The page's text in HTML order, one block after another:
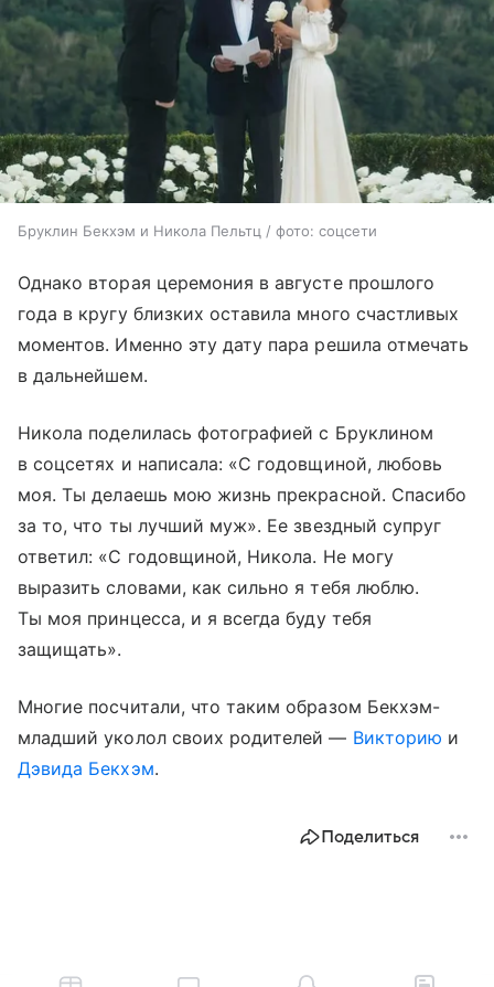
Бруклин Бекхэм и Никола Пельтц / фото: соцсети
Однако вторая церемония в августе прошлого
года в кругу близких оставила много счастливых
моментов. Именно эту дату пара решила отмечать
в дальнейшем.
Никола поделилась фотографией с Бруклином
в соцсетях и написала: «С годовщиной, любовь
моя. Ты делаешь мою жизнь прекрасной. Спасибо
за то, что ты лучший муж». Ее звездный супруг
ответил: «С годовщиной, Никола. Не могу
выразить словами, как сильно я тебя люблю.
Ты моя принцесса, и я всегда буду тебя
защищать».
Многие посчитали, что таким образом Бекхэм-
младший уколол своих родителей — Викторию и
Дэвида Бекхэм.
Поделиться